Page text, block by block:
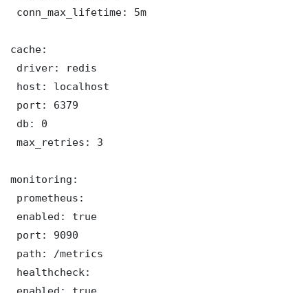
conn_max_lifetime: 5m
cache:
driver: redis
host: localhost
port: 6379
db: 0
max_retries: 3
monitoring:
prometheus:
enabled: true
port: 9090
path: /metrics
healthcheck:
enabled: true